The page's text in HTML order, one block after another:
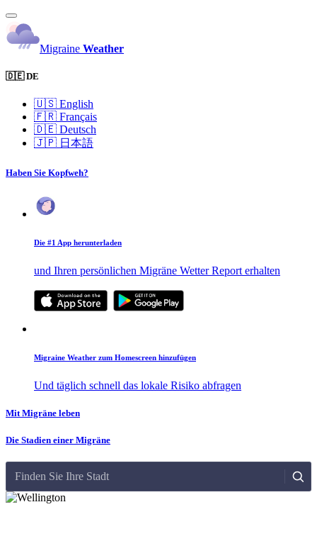
Migraine Weather
🇩🇪 DE
🇺🇸 English
🇫🇷 Français
🇩🇪 Deutsch
🇯🇵 日本語
Haben Sie Kopfweh?
Die #1 App herunterladen
und Ihren persönlichen Migräne Wetter Report erhalten
Migraine Weather zum Homescreen hinzufügen
Und täglich schnell das lokale Risiko abfragen
Mit Migräne leben
Die Stadien einer Migräne
Finden Sie Ihre Stadt